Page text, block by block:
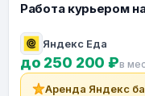
Работа курьером
Яндекс Еда
до 250 200 ₽в
Аренда Яндекс